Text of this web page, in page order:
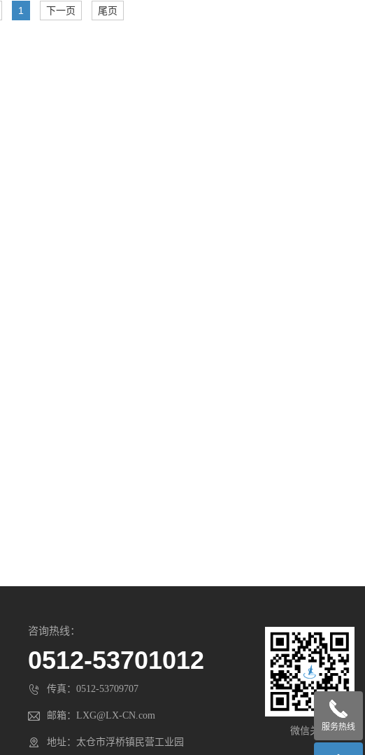
1 下一页 尾页
咨询热线：
0512-53701012
传真：0512-53709707
邮箱：LXG@LX-CN.com
地址：太仓市浮桥镇民营工业园
微信关注服务热线